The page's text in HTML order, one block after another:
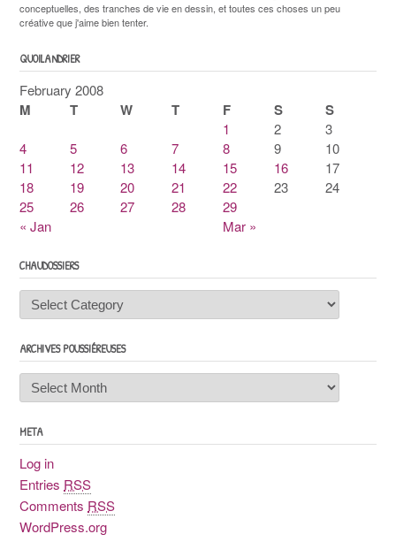
conceptuelles, des tranches de vie en dessin, et toutes ces choses un peu
créative que j'aime bien tenter.
QUOILANDRIER
February 2008
M T W T F S S
« Jan Mar »
1 2
3
4
5 6 7 8 9
10
11
12 13 14 15 16
17
18
19 20 21 22 23
24
25
26 27 28 29
CHAUDOSSIERS
Chaudossiers
ARCHIVES POUSSIÉREUSES
Archives
poussiéreuses
META
Log in
Entries RSS
Comments RSS
WordPress.org